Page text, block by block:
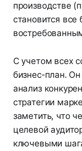
производстве
становится
С учетом всех
бизнес-план.
анализ
стратегии
заметить, что
целевой
ключевыми